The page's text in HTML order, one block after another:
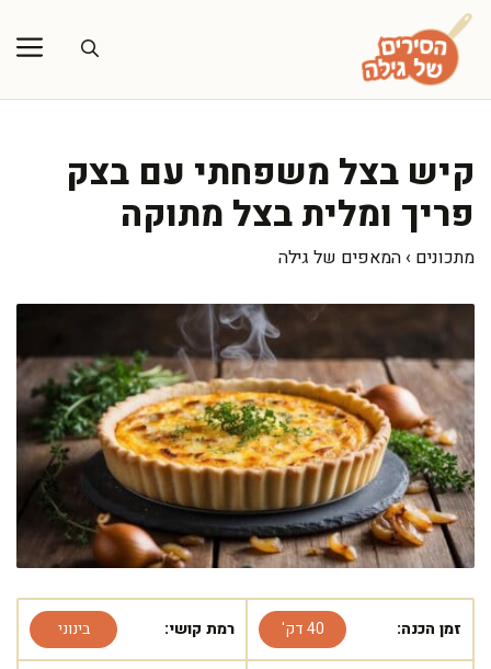
לדלג
לתוכן
קיש בצל משפחתי עם בצק
פריך ומלית בצל מתוקה
מתכונים › המאפים של גילה
זמן הכנה: 40 דק' רמת קושי: בינוני